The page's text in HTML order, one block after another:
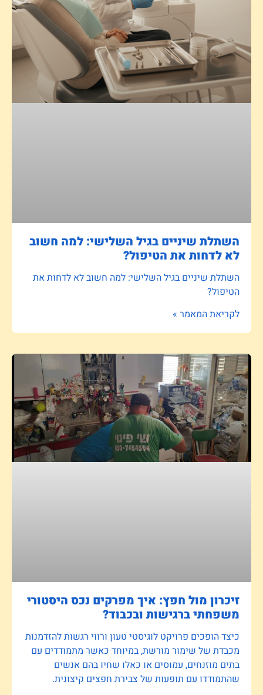
השתלת שיניים בגיל השלישי: למה חשוב
לא לדחות את הטיפול?
השתלת שיניים בגיל השלישי: למה חשוב לא לדחות את
הטיפול?
לקריאת המאמר »
זיכרון מול חפץ: איך מפרקים נכס היסטורי
משפחתי ברגישות ובכבוד?
כיצד הופכים פרויקט לוגיסטי טעון ורווי רגשות להזדמנות
מכבדת של שימור מורשת, במיוחד כאשר מתמודדים עם
בתים מוזנחים, עמוסים או כאלו שחיו בהם אנשים
שהתמודדו עם תופעות של צבירת חפצים קיצונית.